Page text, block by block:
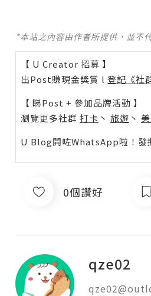
*本站之內容由作者所提供，並不
【 U Creator 招募 】
出Post賺現金獎賞 l 登記《社
【 睇Post + 參加品牌活動 】
瀏覽更多社群 打卡 丶 旅遊 丶
U Blog開咗WhatsApp啦！發
0個讚好
qze02